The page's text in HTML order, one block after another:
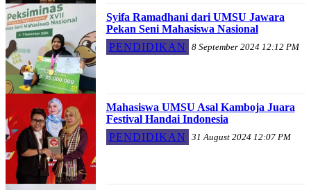
Syifa Ramadhani dari UMSU Jawara
Pekan Seni Mahasiswa Nasional
PENDIDIKAN
8 September 2024 12:12 PM
Mahasiswa UMSU Asal Kamboja Juara
Festival Handai Indonesia
PENDIDIKAN
31 August 2024 12:07 PM